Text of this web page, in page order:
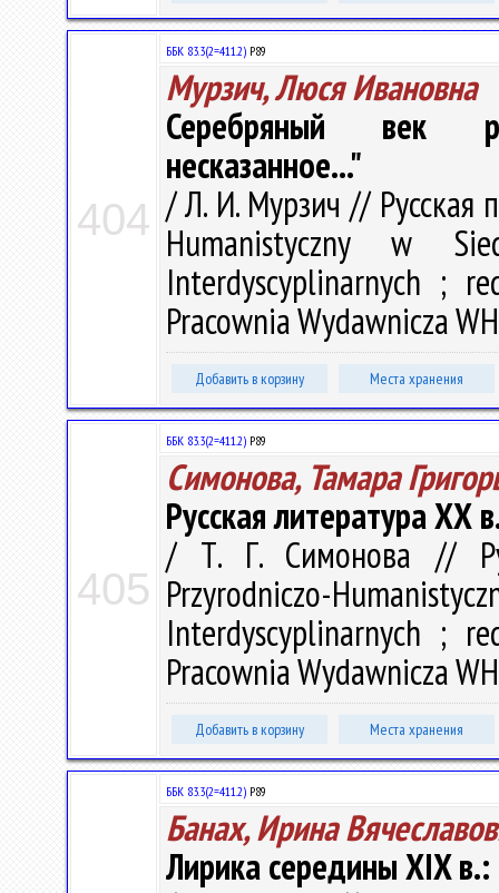
404
ББК 83.3(2=411.2) Р89
Мурзич, Люся Ивановна
Серебряный век
несказанное..."
/ Л. И. Мурзич // Русская
Humanistyczny w
Interdyscyplinarnych ;
Pracownia Wydawnicza
Добавить в корзину Места хранения
405
ББК 83.3(2=411.2) Р89
Симонова, Тамара
Русская литература ХХ
/ Т. Г. Симонова //
Przyrodniczo-
Interdyscyplinarnych ;
Pracownia Wydawnicza
Добавить в корзину Места хранения
ББК 83.3(2=411.2) Р89
Банах, Ирина
Лирика середины XIX